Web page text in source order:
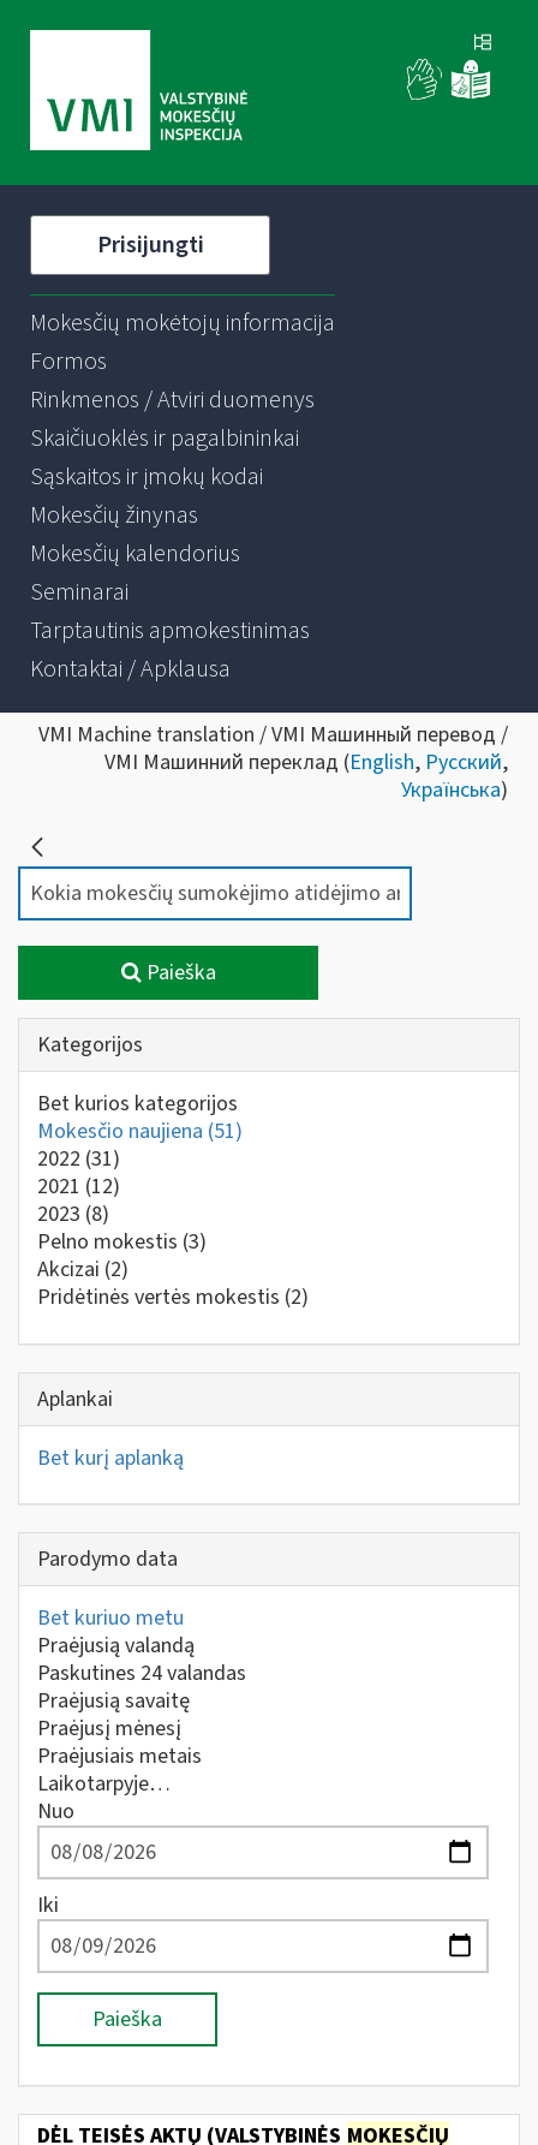
Prisijungti
Mokesčių mokėtojų informacija
Formos
Rinkmenos / Atviri duomenys
Skaičiuoklės ir pagalbininkai
Sąskaitos ir įmokų kodai
Mokesčių žinynas
Mokesčių kalendorius
Seminarai
Tarptautinis apmokestinimas
Kontaktai / Apklausa
VMI Machine translation / VMI Машинный перевод /
VMI Машинний переклад (English, Русский,
Українська)
Paieška
Kategorijos
Bet kurios kategorijos
Mokesčio naujiena (51)
2022 (31)
2021 (12)
2023 (8)
Pelno mokestis (3)
Akcizai (2)
Pridėtinės vertės mokestis (2)
Aplankai
Bet kurį aplanką
Parodymo data
Bet kuriuo metu
Praėjusią valandą
Paskutines 24 valandas
Praėjusią savaitę
Praėjusį mėnesį
Praėjusiais metais
Laikotarpyje…
Nuo
Iki
Paieška
DĖL TEISĖS AKTŲ (VALSTYBINĖS MOKESČIŲ